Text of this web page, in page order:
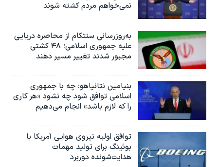
نمی‌خواهم مردم کشته شوند
به‌روزرسانی سنتکام از محاصره دریایی
علیه جمهوری اسلامی؛ ۴۸ کشتی
مجبور شدند تغییر مسیر دهند
بنیامین نتانیاهو: چه با جمهوری
اسلامی توافق شود چه نشود «هر کاری
را که لازم باشد» انجام می‌دهیم
توافق اولیه نیروی هوایی آمریکا با
بوئينگ برای تولید مهمات
هدایت‌شونده دوربرد